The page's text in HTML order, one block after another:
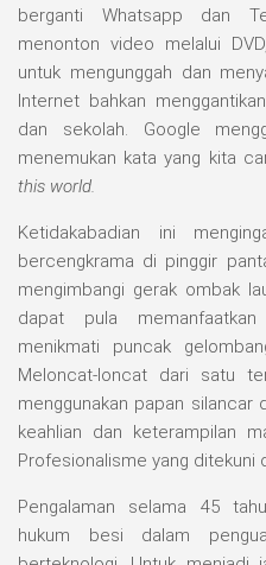
berganti Whatsapp dan
menonton video melalui
untuk mengunggah dan
Internet bahkan
dan sekolah. Google
menemukan kata yang kita
this world.
Ketidakabadian ini
bercengkrama di pinggir
mengimbangi gerak ombak
dapat pula
menikmati puncak
Meloncat-loncat dari satu
menggunakan papan silancar
keahlian dan keterampilan
Profesionalisme yang ditekuni
Pengalaman selama 45
hukum besi dalam